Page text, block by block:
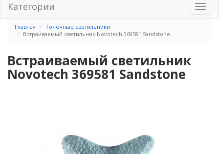
Категории
Главная
Точечные светильники
Встраиваемый светильник Novotech 369581 Sandstone
Встраиваемый светильник
Novotech 369581 Sandstone